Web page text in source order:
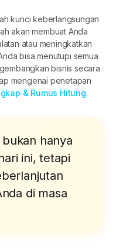
kunci keberlangsungan
akan membuat Anda
atau meningkatkan
bisa menutupi semua
bisnis secara
mengenai penetapan
& Rumus Hitung.
hanya
ini, tetapi
di masa